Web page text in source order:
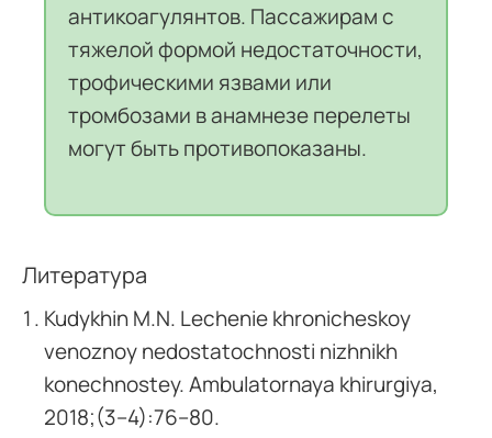
антикоагулянтов. Пассажирам с
тяжелой формой недостаточности,
трофическими язвами или
тромбозами в анамнезе перелеты
могут быть противопоказаны.
Литература
Kudykhin M.N. Lechenie khronicheskoy
venoznoy nedostatochnosti nizhnikh
konechnostey. Ambulatornaya khirurgiya,
2018;(3–4):76–80.